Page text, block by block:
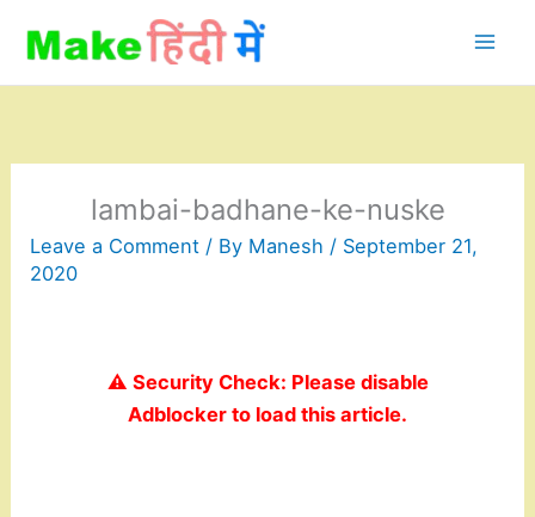
content
lambai-badhane-ke-nuske
Leave a Comment / By Manesh / September 21,
2020
⚠️ Security Check: Please disable
Adblocker to load this article.